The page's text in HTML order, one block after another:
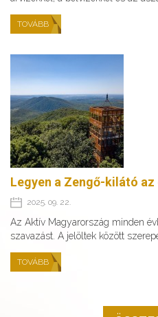
TOVÁBB
Legyen a Zengő-kilátó
2025. 09. 22.
Az Aktív Magyarország minden
szavazást. A jelöltek között
TOVÁBB